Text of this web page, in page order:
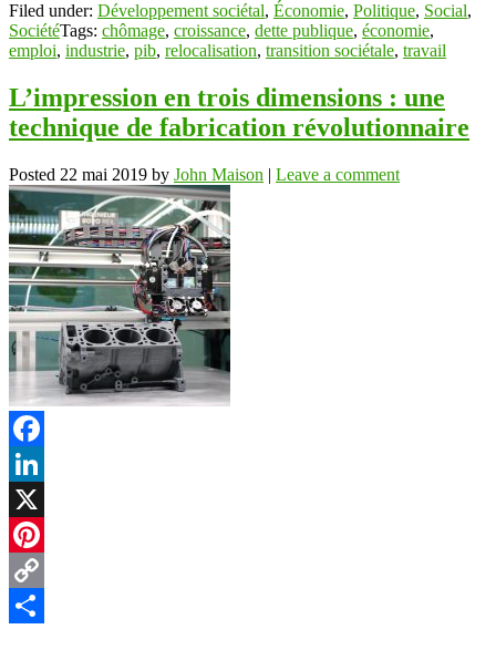
Filed under: Développement sociétal, Économie, Politique, Social,
SociétéTags: chômage, croissance, dette publique, économie,
emploi, industrie, pib, relocalisation, transition sociétale, travail
L’impression en trois dimensions : une
technique de fabrication révolutionnaire
Posted 22 mai 2019 by John Maison | Leave a comment
Facebook
LinkedIn
X
Pinterest
Copy